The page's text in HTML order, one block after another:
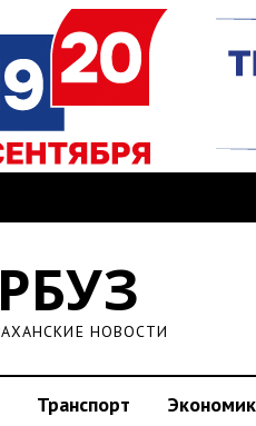
НОВОСТИ
Транспорт